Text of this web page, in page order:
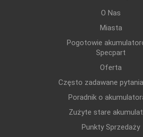
O Nas
Miasta
Pogotowie
Specpart
Oferta
Często zadawane
Poradnik o
Zużyte stare
Punkty Sprzedaży